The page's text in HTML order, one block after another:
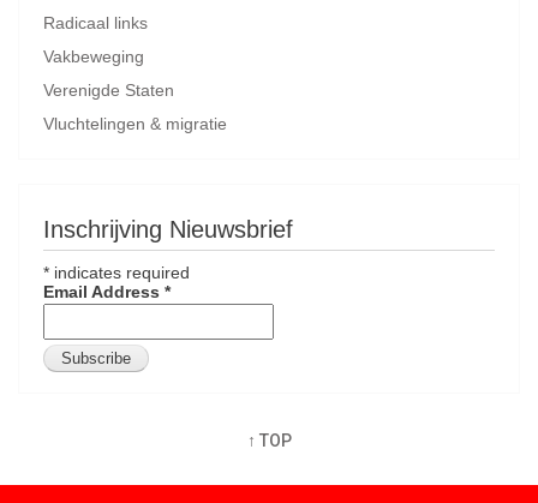
Radicaal links
Vakbeweging
Verenigde Staten
Vluchtelingen & migratie
Inschrijving Nieuwsbrief
* indicates required
Email Address *
↑ TOP